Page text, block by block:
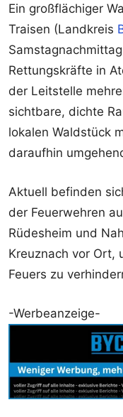
Ein großflächiger
Traisen (Landkreis
Rettungskräfte in
der Leitstelle
sichtbare, dichte
lokalen Waldstück
daraufhin
Aktuell befinden
der Feuerwehren
Rüdesheim und
Kreuznach vor Ort,
Feuers zu
-Werbeanzeige-